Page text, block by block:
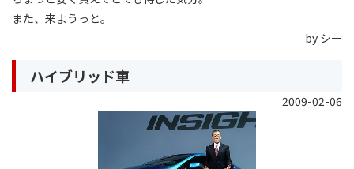
また、来ようっと。
by シー
ハイブリッド車
2009-02-06